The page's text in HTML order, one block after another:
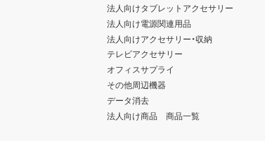
法人向けタブレットアクセサリー
法人向け電源関連用品
法人向けアクセサリー・収納
テレビアクセサリー
オフィスサプライ
その他周辺機器
データ消去
法人向け商品 商品一覧